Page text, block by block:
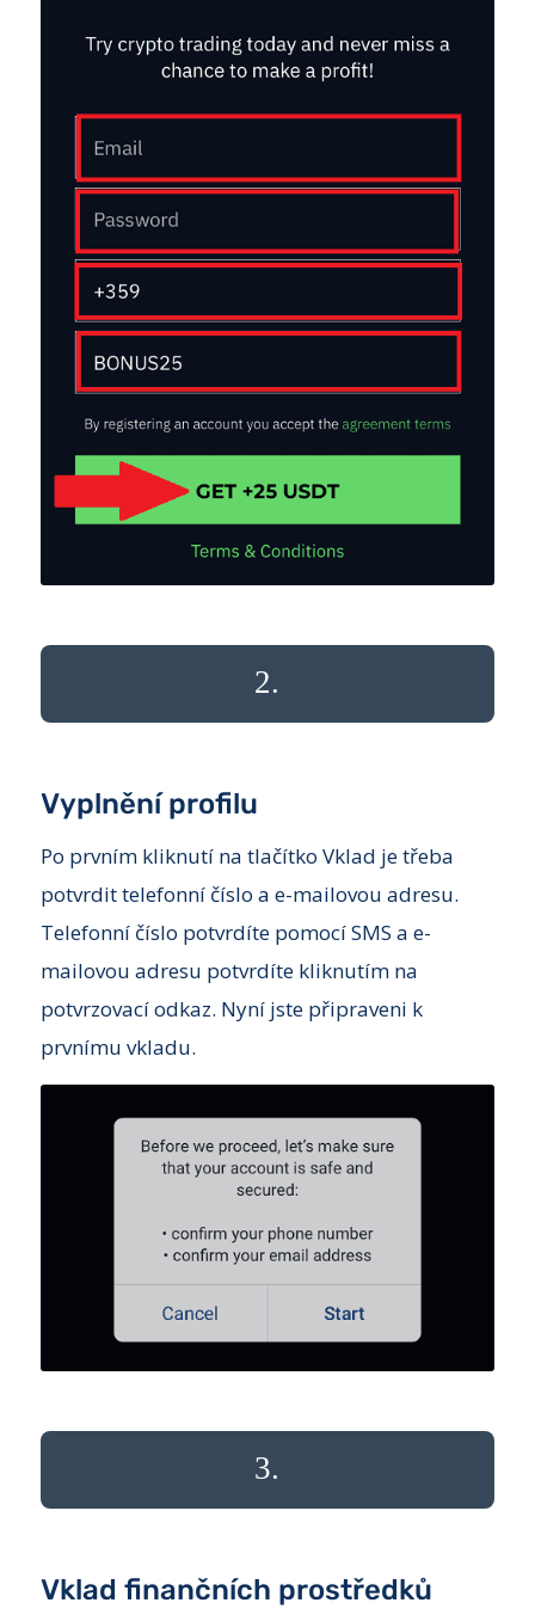
2.
Vyplnění profilu
Po prvním kliknutí na tlačítko Vklad je třeba
potvrdit telefonní číslo a e-mailovou adresu.
Telefonní číslo potvrdíte pomocí SMS a e-
mailovou adresu potvrdíte kliknutím na
potvrzovací odkaz. Nyní jste připraveni k
prvnímu vkladu.
3.
Vklad finančních prostředků